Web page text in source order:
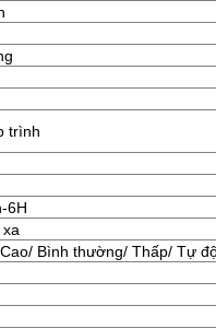
trình
6H
Bình thường/ Thấp/ Tự